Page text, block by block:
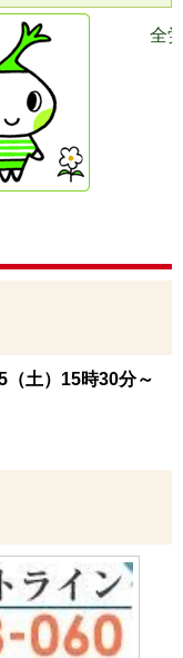
全
土）15時30分～